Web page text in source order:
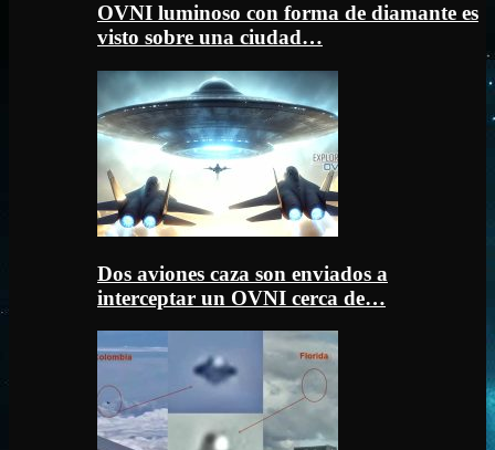
OVNI luminoso con forma de diamante es
visto sobre una ciudad…
Dos aviones caza son enviados a
interceptar un OVNI cerca de…